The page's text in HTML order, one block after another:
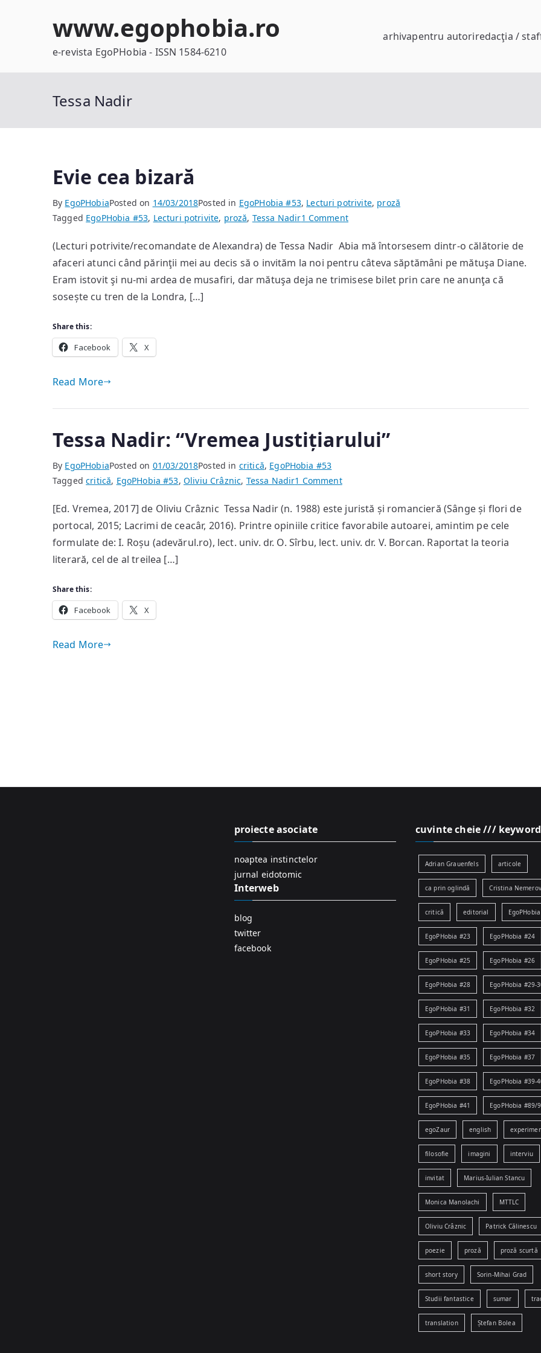
www.egophobia.ro
e-revista EgoPHobia - ISSN 1584-6210
arhivapentru autoriredacţia /
Tessa Nadir
Evie cea bizară
By EgoPHobiaPosted on 14/03/2018Posted in EgoPHobia #53, Lecturi potrivite, proză
Tagged EgoPHobia #53, Lecturi potrivite, proză, Tessa Nadir1 Commenton
cea
bizară
(Lecturi potrivite/recomandate de Alexandra) de Tessa Nadir Abia mă întorsesem dintr-o călătorie de
afaceri atunci când părinţii mei au decis să o invităm la noi pentru câteva săptămâni pe mătuşa Diane.
Eram istovit şi nu-mi ardea de musafiri, dar mătuşa deja ne trimisese bilet prin care ne anunţa că
sosește cu tren de la Londra, […]
Share this:
Facebook X
Read More
Tessa Nadir: “Vremea Justițiarului”
By EgoPHobiaPosted on 01/03/2018Posted in critică, EgoPHobia #53
Taggedcritică, EgoPHobia #53, Oliviu Crâznic, Tessa Nadir1 Commenton
Nadir:
“Vremea
Justițiarului”
[Ed. Vremea, 2017] de Oliviu Crâznic Tessa Nadir (n. 1988) este juristă și romancieră (Sânge și flori de
portocal, 2015; Lacrimi de ceacâr, 2016). Printre opiniile critice favorabile autoarei, amintim pe cele
formulate de: I. Roșu (adevărul.ro), lect. univ. dr. O. Sîrbu, lect. univ. dr. V. Borcan. Raportat la teoria
literară, cel de al treilea […]
Share this:
Facebook X
Read More
proiecte asociate
noaptea instinctelor
jurnal eidotomic
Interweb
blog
twitter
facebook
cuvinte cheie ///
Adrian Grauenfels articole
ca prin oglindă Cristina
critică editorial
EgoPHobia #23 EgoPHobia #24
EgoPHobia #25 EgoPHobia #26
EgoPHobia #28 EgoPHobia #29-
EgoPHobia #31 EgoPHobia #32
EgoPHobia #33 EgoPHobia #34
EgoPHobia #35 EgoPHobia #37
EgoPHobia #38 EgoPHobia #39-
EgoPHobia #41 EgoPHobia #89/
egoZaur english
filosofie imagini interviu
invitat Marius-Iulian Stancu
Monica Manolachi MTTLC
Oliviu Crâznic Patrick Călinescu
poezie proză proză scurtă
short story Sorin-Mihai Grad
Studii fantastice sumar
translation Ștefan Bolea